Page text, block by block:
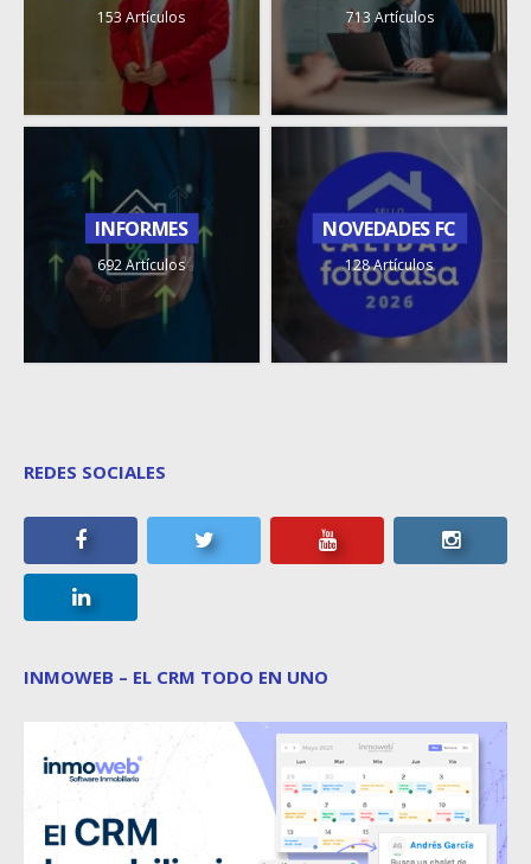
153 Artículos 713 Artículos
INFORMES
692 Artículos
NOVEDADES FC
128 Artículos
REDES SOCIALES
INMOWEB – EL CRM TODO EN UNO